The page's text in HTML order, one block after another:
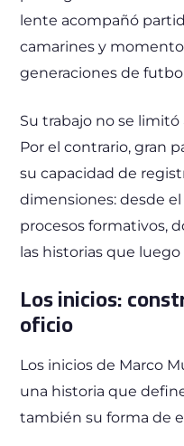
lente acompañó
camarines y
generaciones de
Su trabajo no se limitó
Por el contrario, gran
su capacidad de
dimensiones: desde
procesos formativos,
las historias que
Los inicios:
oficio
Los inicios de Marco
una historia que
también su forma de